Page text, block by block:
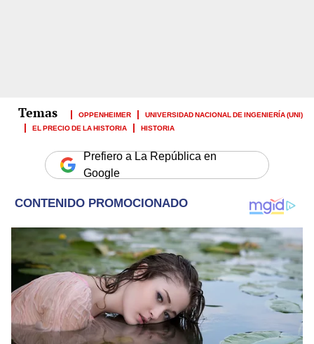
OPPENHEIMER
UNIVERSIDAD NACIONAL DE INGENIERÍA (UNI)
EL PRECIO DE LA HISTORIA
HISTORIA
Prefiero a La República en
Google